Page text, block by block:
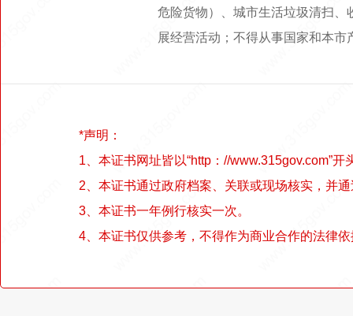
危险货物）、城市生活垃圾清扫
展经营活动；不得从事国家和本
*声明：
1、本证书网址皆以“http：//www.315gov.com”开
2、本证书通过政府档案、关联或现场核实，并
3、本证书一年例行核实一次。
4、本证书仅供参考，不得作为商业合作的法律